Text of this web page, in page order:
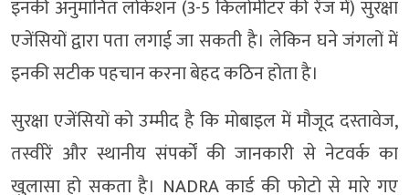
इनकी अनुमानित लोकेशन (3-5 किलोमीटर की रेंज में) सुरक्षा
एजेंसियों द्वारा पता लगाई जा सकती है। लेकिन घने जंगलों में
इनकी सटीक पहचान करना बेहद कठिन होता है।
सुरक्षा एजेंसियों को उम्मीद है कि मोबाइल में मौजूद दस्तावेज,
तस्वीरें और स्थानीय संपर्कों की जानकारी से नेटवर्क का
खुलासा हो सकता है। NADRA कार्ड की फोटो से मारे गए